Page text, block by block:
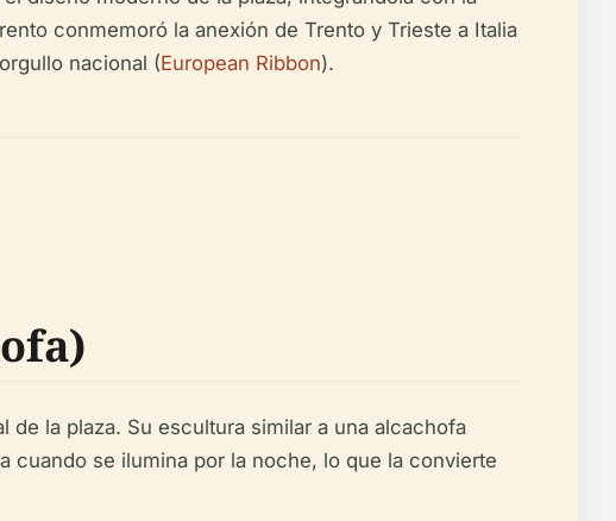
conmemoró la anexión de Trento y Trieste a Italia
nacional (European Ribbon).
de la plaza. Su escultura similar a una alcachofa
cuando se ilumina por la noche, lo que la convierte